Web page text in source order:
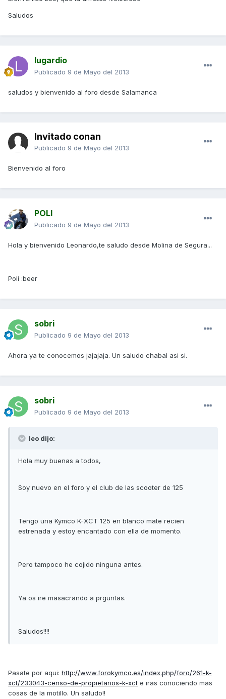
Saludos
lugardio
Publicado 9 de Mayo del 2013
saludos y bienvenido al foro desde Salamanca
Invitado conan
Publicado 9 de Mayo del 2013
Bienvenido al foro
POLI
Publicado 9 de Mayo del 2013
Hola y bienvenido Leonardo,te saludo desde Molina de Segura...
Poli :beer
sobri
Publicado 9 de Mayo del 2013
Ahora ya te conocemos jajajaja. Un saludo chabal asi si.
sobri
Publicado 9 de Mayo del 2013
leo dijo:
Hola muy buenas a todos,
Soy nuevo en el foro y el club de las scooter de 125
Tengo una Kymco K-XCT 125 en blanco mate recien
estrenada y estoy encantado con ella de momento.
Pero tampoco he cojido ninguna antes.
Ya os ire masacrando a prguntas.
Saludos!!!!
Pasate por aqui: http://www.forokymco.es/index.php/foro/261-k-
xct/233043-censo-de-propietarios-k-xct e iras conociendo mas
cosas de la motillo. Un saludo!!